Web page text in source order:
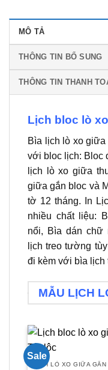
MÔ TẢ
THÔNG TIN BỔ SUNG
THÔNG TIN THANH
Lịch bloc lò
Bìa lịch lò xo
với bloc lịch: Bloc
lịch lò xo giữa
giữa gắn bloc và
tờ 12 tháng. In
nhiều chất liệu:
nổi, Bìa dán chữ
lịch treo tường
đi kèm với bìa lịch
MẪU LỊCH
Sale